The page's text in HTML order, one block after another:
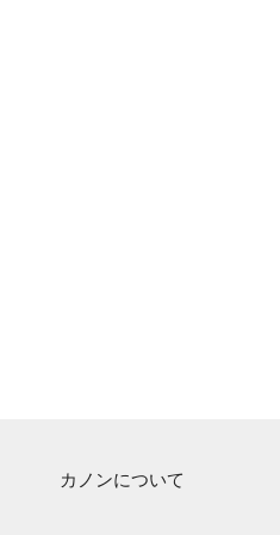
カノンについて